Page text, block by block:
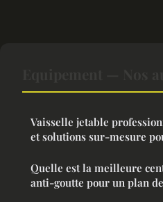
Vaisselle jetable
et solutions sur-mesure
Quelle est la meilleure
anti-goutte pour un plan